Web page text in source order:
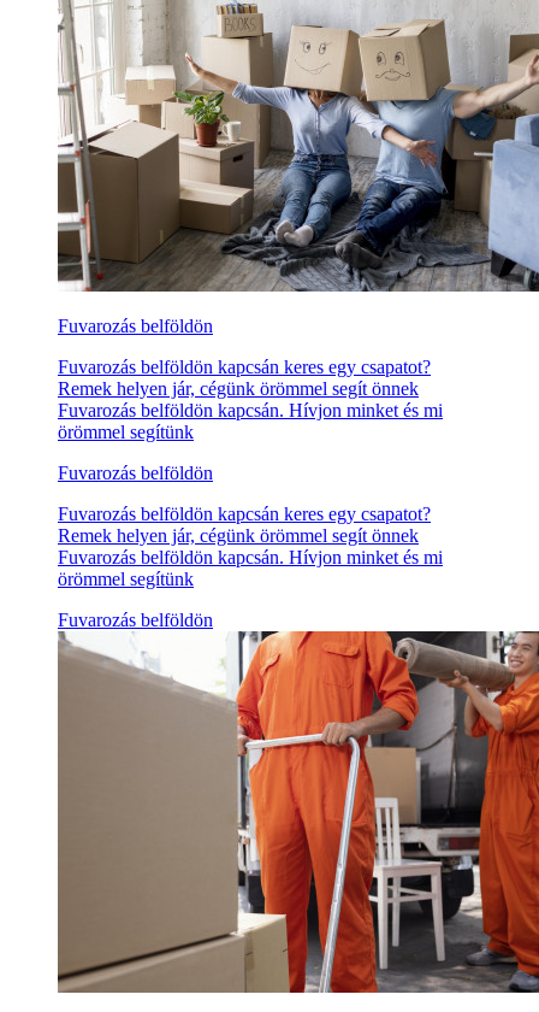
Fuvarozás belföldön
Fuvarozás belföldön kapcsán keres egy csapatot?
Remek helyen jár, cégünk örömmel segít önnek
Fuvarozás belföldön kapcsán. Hívjon minket és mi
örömmel segítünk
Fuvarozás belföldön
Fuvarozás belföldön kapcsán keres egy csapatot?
Remek helyen jár, cégünk örömmel segít önnek
Fuvarozás belföldön kapcsán. Hívjon minket és mi
örömmel segítünk
Fuvarozás belföldön